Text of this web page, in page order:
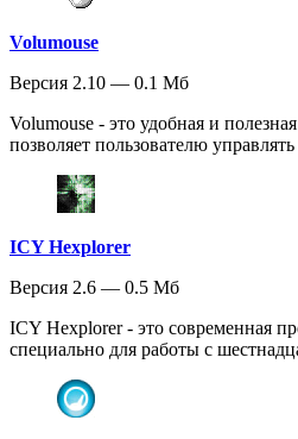
Volumouse
Версия 2.10 — 0.1 Мб
Volumouse - это удобная и
позволяет пользователю
ICY Hexplorer
Версия 2.6 — 0.5 Мб
ICY Hexplorer - это современная
специально для работы с